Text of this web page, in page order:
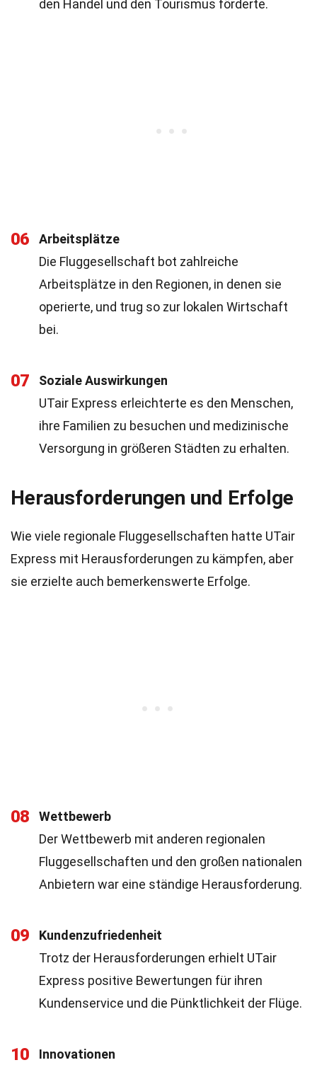
den Handel und den Tourismus förderte.
06
Arbeitsplätze
Die Fluggesellschaft bot zahlreiche
Arbeitsplätze in den Regionen, in denen sie
operierte, und trug so zur lokalen Wirtschaft
bei.
07
Soziale Auswirkungen
UTair Express erleichterte es den Menschen,
ihre Familien zu besuchen und medizinische
Versorgung in größeren Städten zu erhalten.
Herausforderungen und Erfolge
Wie viele regionale Fluggesellschaften hatte UTair
Express mit Herausforderungen zu kämpfen, aber
sie erzielte auch bemerkenswerte Erfolge.
08
Wettbewerb
Der Wettbewerb mit anderen regionalen
Fluggesellschaften und den großen nationalen
Anbietern war eine ständige Herausforderung.
09
Kundenzufriedenheit
Trotz der Herausforderungen erhielt UTair
Express positive Bewertungen für ihren
Kundenservice und die Pünktlichkeit der Flüge.
10
Innovationen